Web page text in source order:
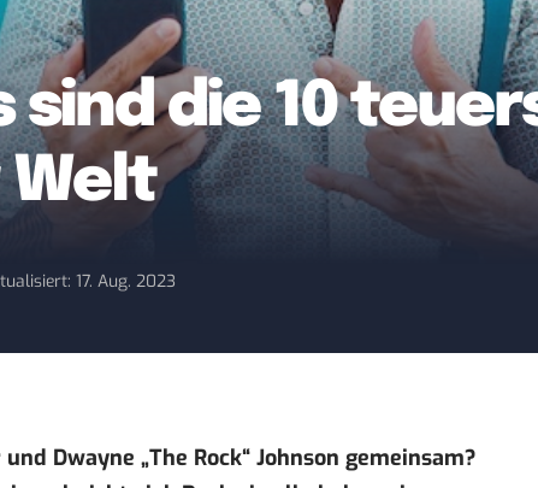
sind die 10
17. Aug. 2023
Dwayne „The Rock“ Johnson gemeinsam?